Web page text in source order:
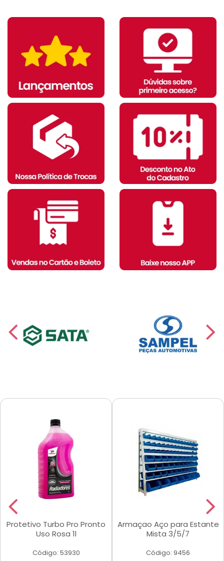
Protetivo Turbo Pro Pronto
Uso Rosa 1l
Código: 53930
Armaçao Aço para Estante
Mista 3/5/7
Código: 9456